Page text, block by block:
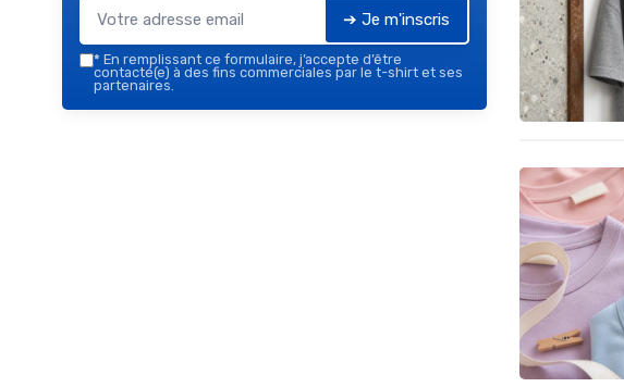
➔ Je m'inscris
* En remplissant ce formulaire, j’accepte d’être
contacté(e) à des fins commerciales par le t-shirt et ses
partenaires.